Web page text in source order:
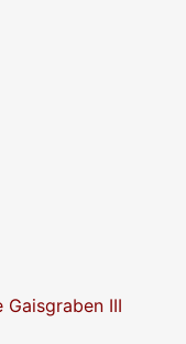
III